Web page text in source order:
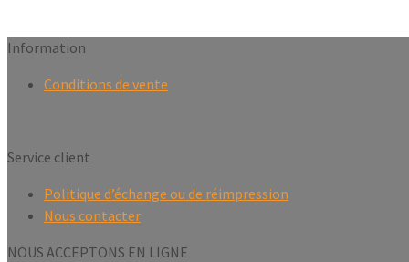
Information
Conditions de vente
Service client
Politique d’échange ou de réimpression
Nous contacter
NOUS ACCEPTONS EN LIGNE